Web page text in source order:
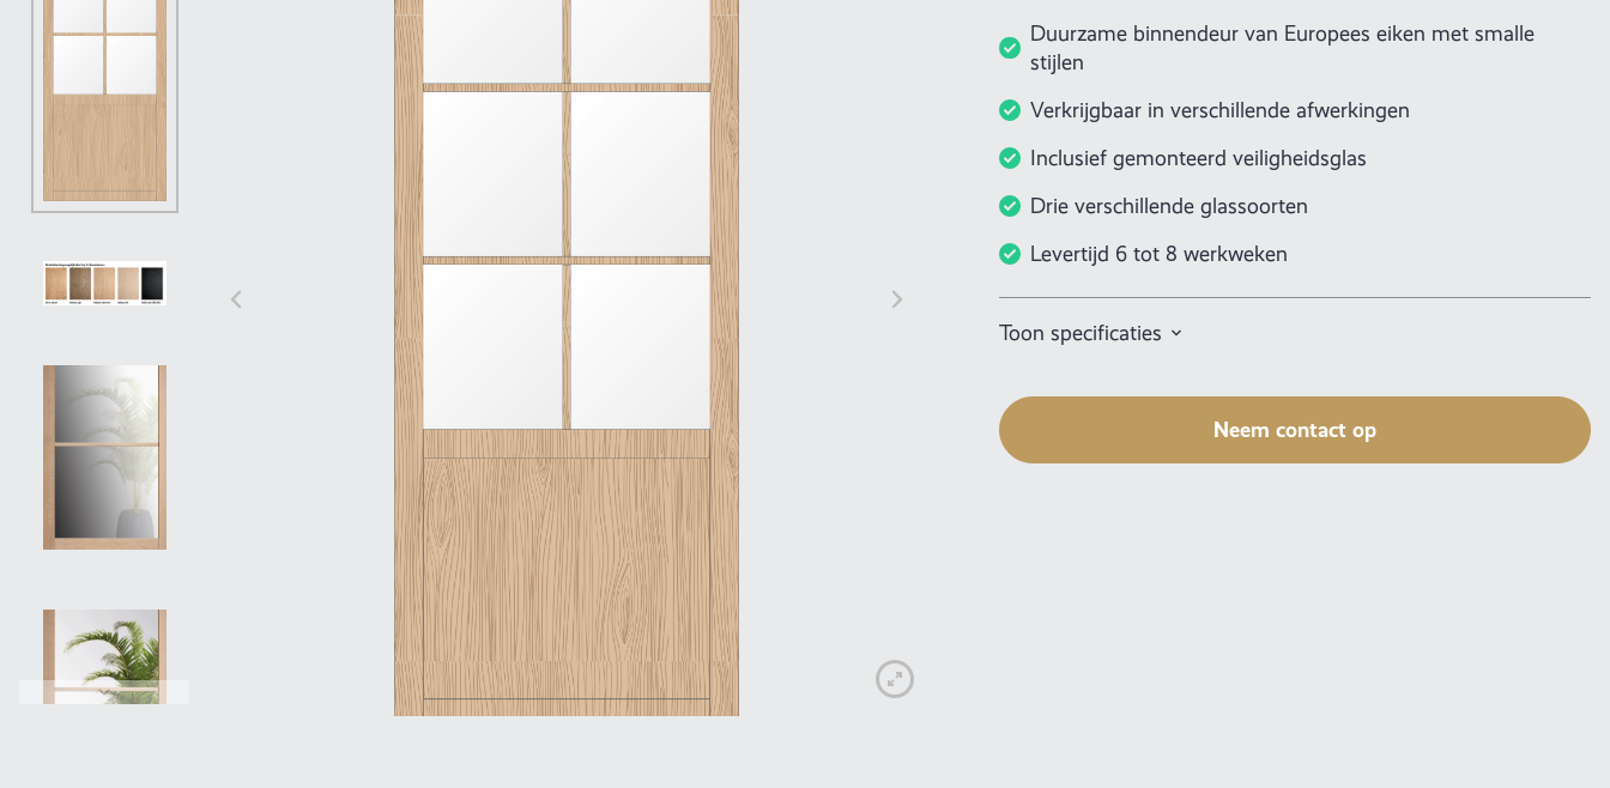
Duurzame binnendeur van Europees eiken met smalle
stijlen
Verkrijgbaar in verschillende afwerkingen
Inclusief gemonteerd veiligheidsglas
Drie verschillende glassoorten
Levertijd 6 tot 8 werkweken
Toon specificaties
Neem contact op